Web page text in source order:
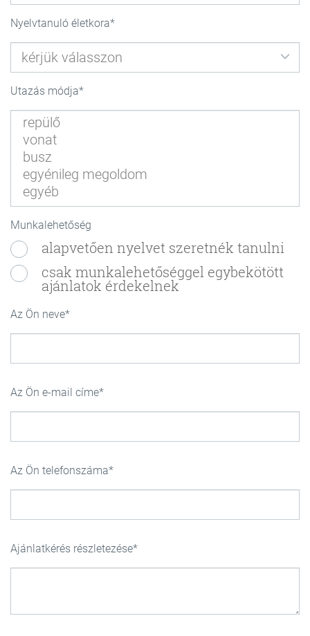
Nyelvtanuló életkora
Utazás módja
Munkalehetőség
alapvetően nyelvet szeretnék tanulni
csak munkalehetőséggel egybekötött
ajánlatok érdekelnek
Az Ön neve
Az Ön e-mail címe
Az Ön telefonszáma
Ajánlatkérés részletezése